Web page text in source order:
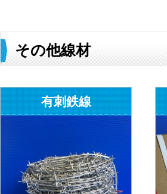
その他線材
有刺鉄線